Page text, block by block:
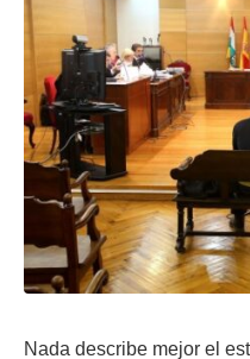
Nada describe mejor el